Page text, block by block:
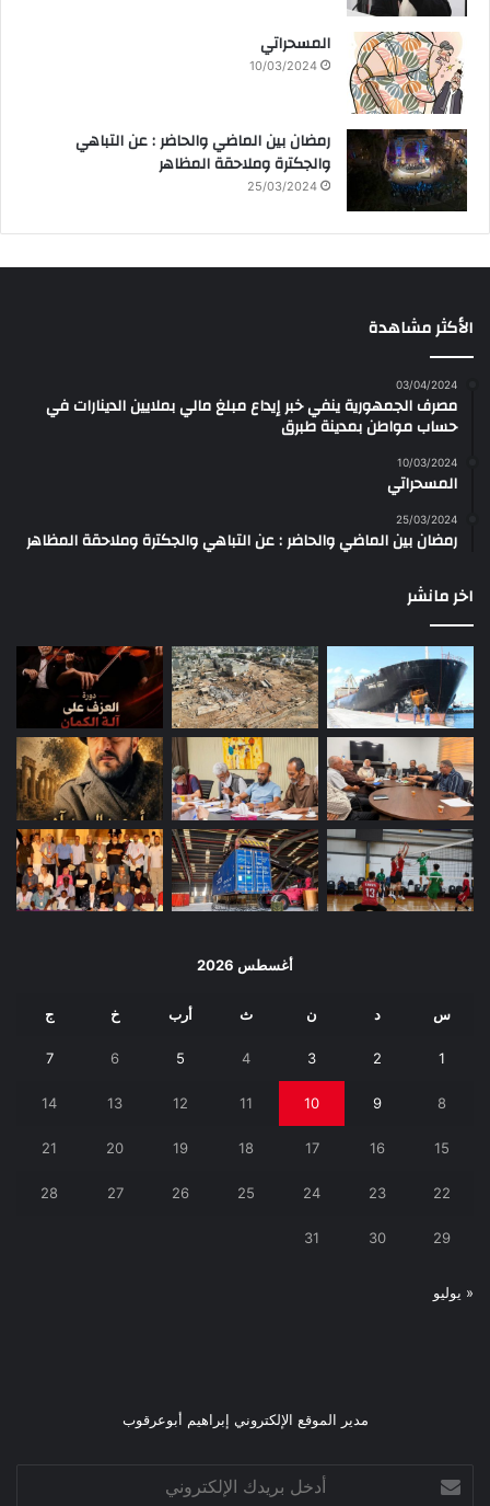
المسحراتي
10/03/2024
رمضان بين الماضي والحاضر : عن التباهي
والجكترة وملاحقة المظاهر
25/03/2024
الأكثر مشاهدة
03/04/2024
مصرف الجمهورية ينفي خبر إيداع مبلغ مالي بملايين الدينارات في
حساب مواطن بمدينة طبرق
10/03/2024
المسحراتي
25/03/2024
رمضان بين الماضي والحاضر : عن التباهي والجكترة وملاحقة المظاهر
اخر مانشر
أغسطس 2026
س د ن ث أرب خ ج
1
2
3
4
5
6
7
8
9
10
11
12
13
14
15
16
17
18
19
20
21
22
23
24
25
26
27
28
29
30
31
« يوليو
مدير الموقع الإلكتروني إبراهيم أبوعرقوب
بريدك